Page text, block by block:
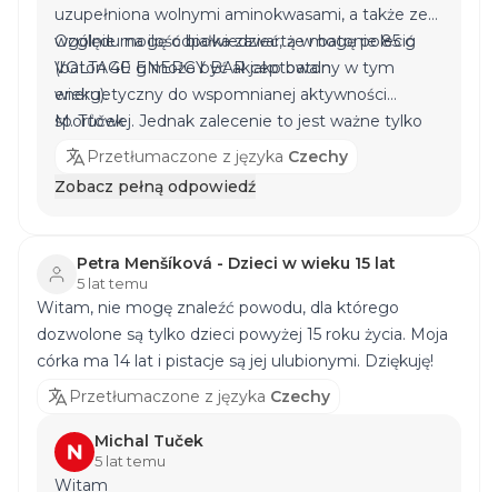
uzupełniona wolnymi aminokwasami, a także ze
względu na ilość białka zawartą w batonie 85 g
(baton 40 g może być akceptowalny w tym
wieku).
Ogólnie mogę odpowiedzieć, że mogę polecić
VOLTAGE ENERGY BARjako baton
energetyczny do wspomnianej aktywności
sportowej. Jednak zalecenie to jest ważne tylko
wtedy, gdy młody sportowiec odczuwa głód
zjeść regularnej diety o znacznej zawartości
aktywnością sportową. Po zakończeniu
aktywności sportowej młody sportowiec może na
przykład sięgnąć poVEGAN PROTEIN CRUNCHY
BAR,DENUTSlubPROTEIN BARz naszej oferty.
M. Tůček
Przetłumaczone z języka Czechy
Zobacz pełną odpowiedź
Petra Menšíková - Dzieci w wieku 15 lat
5 lat temu
Witam, nie mogę znaleźć powodu, dla którego
dozwolone są tylko dzieci powyżej 15 roku życia. Moja
córka ma 14 lat i pistacje są jej ulubionymi. Dziękuję!
Przetłumaczone z języka Czechy
Michal Tuček
5 lat temu
Witam